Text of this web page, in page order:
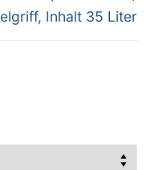
Inhalt 35 Liter